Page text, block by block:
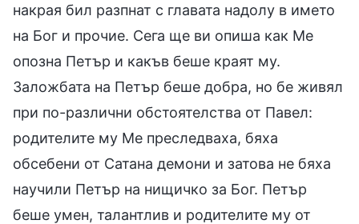
накрая бил разпнат с главата надолу в името
на Бог и прочие. Сега ще ви опиша как Ме
опозна Петър и какъв беше краят му.
Заложбата на Петър беше добра, но бе живял
при по-различни обстоятелства от Павел:
родителите му Ме преследваха, бяха
обсебени от Сатана демони и затова не бяха
научили Петър на нищичко за Бог. Петър
беше умен, талантлив и родителите му от